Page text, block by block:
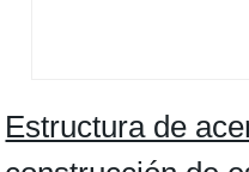
Estructura de